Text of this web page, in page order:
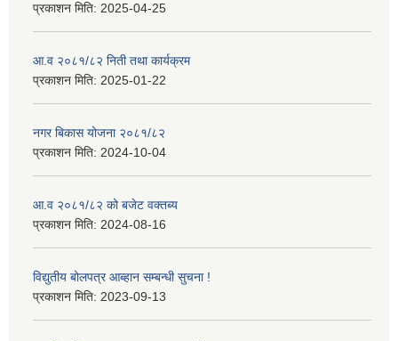
प्रकाशन मिति: 2025-04-25
आ.व २०८१/८२ निती तथा कार्यक्रम
प्रकाशन मिति: 2025-01-22
नगर बिकास योजना २०८१/८२
प्रकाशन मिति: 2024-10-04
आ.व २०८१/८२ को बजेट वक्तब्य
प्रकाशन मिति: 2024-08-16
विद्युतीय बोलपत्र आब्हान सम्बन्धी सुचना !
प्रकाशन मिति: 2023-09-13